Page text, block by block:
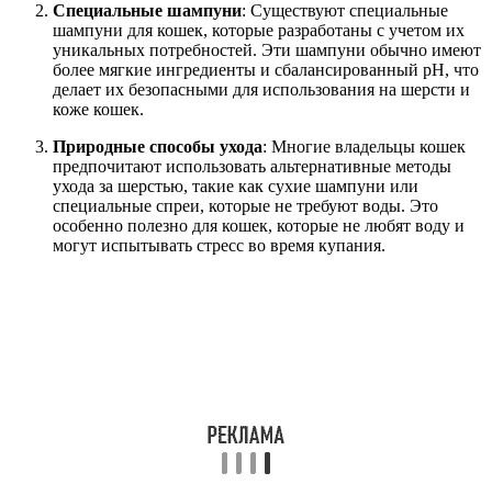
Специальные шампуни: Существуют специальные
шампуни для кошек, которые разработаны с учетом их
уникальных потребностей. Эти шампуни обычно имеют
более мягкие ингредиенты и сбалансированный pH, что
делает их безопасными для использования на шерсти и
коже кошек.
Природные способы ухода: Многие владельцы кошек
предпочитают использовать альтернативные методы
ухода за шерстью, такие как сухие шампуни или
специальные спреи, которые не требуют воды. Это
особенно полезно для кошек, которые не любят воду и
могут испытывать стресс во время купания.